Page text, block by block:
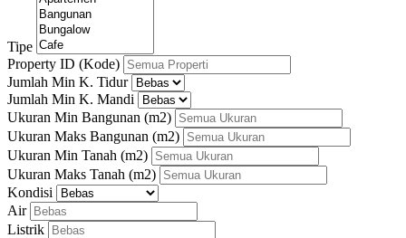
Tipe
Property ID (Kode)
Jumlah Min K. Tidur
Jumlah Min K. Mandi
Ukuran Min Bangunan (m2)
Ukuran Maks Bangunan (m2)
Ukuran Min Tanah (m2)
Ukuran Maks Tanah (m2)
Kondisi
Air
Listrik